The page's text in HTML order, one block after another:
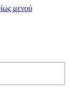
μενού